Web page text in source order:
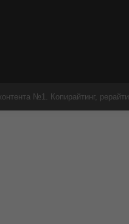
№1. Копирайтинг,